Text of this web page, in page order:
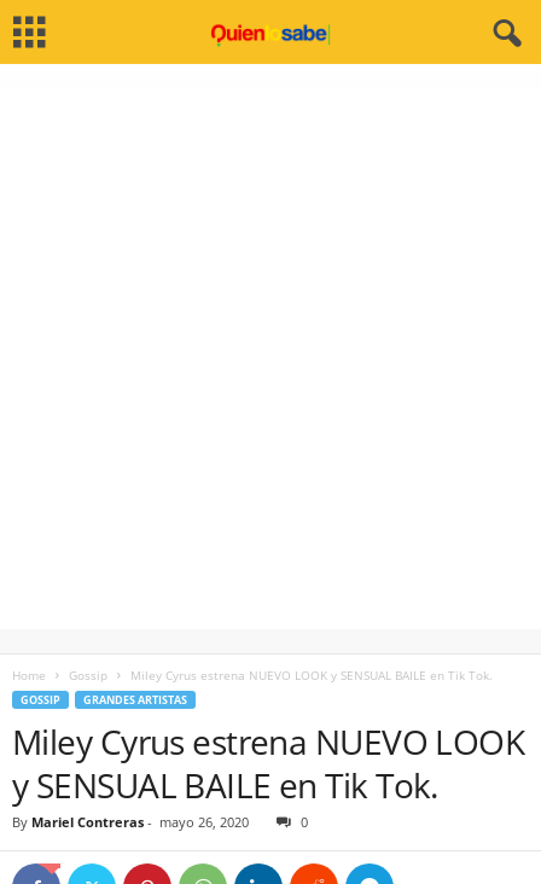
Home Gossip Miley Cyrus estrena NUEVO LOOK y SENSUAL BAILE en Tik Tok.
GOSSIP GRANDES ARTISTAS
Miley Cyrus estrena NUEVO LOOK
y SENSUAL BAILE en Tik Tok.
By Mariel Contreras - mayo 26, 2020 0